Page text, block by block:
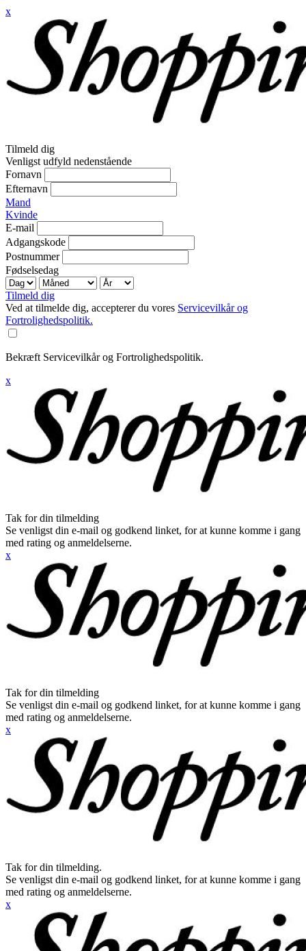
x
Tilmeld dig
Venligst udfyld nedenstående
Fornavn
Efternavn
Mand
Kvinde
E-mail
Adgangskode
Postnummer
Fødselsedag
Tilmeld dig
Ved at tilmelde dig, accepterer du vores Servicevilkår og
Fortrolighedspolitik.
Bekræft Servicevilkår og Fortrolighedspolitik.
x
Tak for din tilmelding
Se venligst din e-mail og godkend linket, for at kunne komme i gang
med rating og anmeldelserne.
x
Tak for din tilmelding
Se venligst din e-mail og godkend linket, for at kunne komme i gang
med rating og anmeldelserne.
x
Tak for din tilmelding.
Se venligst din e-mail og godkend linket, for at kunne komme i gang
med rating og anmeldelserne.
x